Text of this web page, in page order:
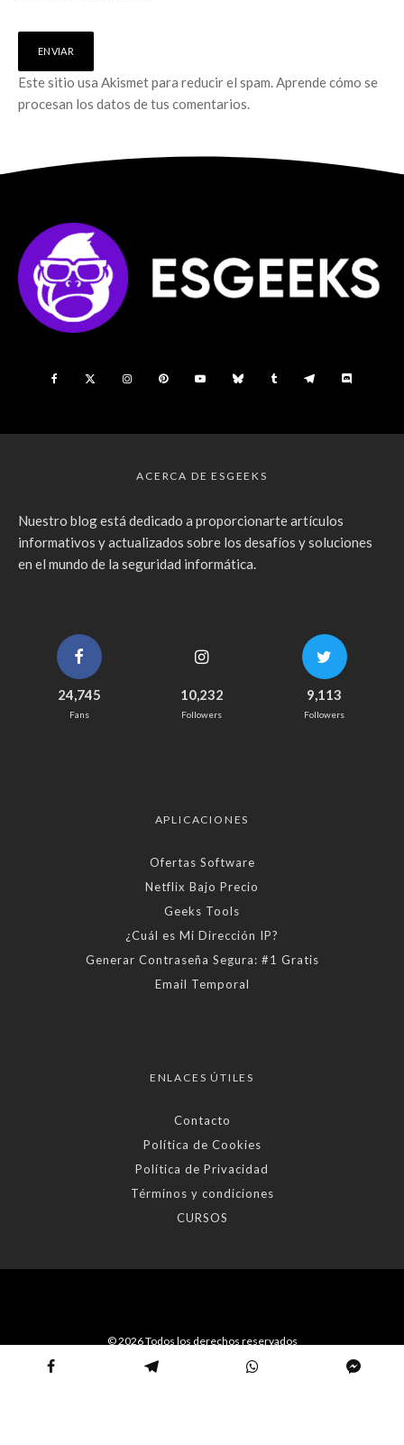
Este sitio usa Akismet para reducir el spam.Aprende cómo se
procesan los datos de tus comentarios.
ACERCA DE ESGEEKS
Nuestro blog está dedicado a proporcionarte artículos
informativos y actualizados sobre los desafíos y soluciones
en el mundo de la seguridad informática.
24,745
Fans
10,232
Followers
9,113
Followers
APLICACIONES
Ofertas Software
Netflix Bajo Precio
Geeks Tools
¿Cuál es Mi Dirección IP?
Generar Contraseña Segura: #1 Gratis
Email Temporal
ENLACES ÚTILES
Contacto
Política de Cookies
Política de Privacidad
Términos y condiciones
CURSOS
© 2026 Todos los derechos reservados